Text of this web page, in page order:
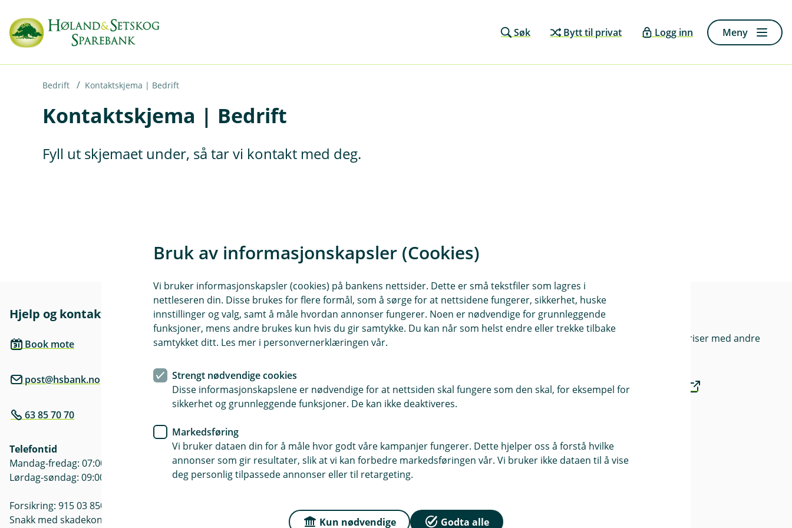
Søk Bytt til privat Logg inn Meny
Bedrift Kontaktskjema | Bedrift
Kontaktskjema | Bedrift
Fyll ut skjemaet under, så tar vi kontakt med deg.
Hjelp og kontakt
Book mote
post@hsbank.no
63 85 70 70
Telefontid
Mandag-fredag: 07:00-21:00
Lørdag-søndag: 09:00-21:00
Forsikring: 915 03 850
Snakk med skadekonsulent: mandag til
Her finner du oss
Besøksadresse
Bjørkeveien 20B, 1940 Bjørkelangen
Postadresse
Pb 54, 1941 Bjørkelangen
Mandag - Fredag: 10:00 - 16:00 Lørdag -
Søndag: stengt
Om Høland og Setskog
Sparebank
Om oss
Priser
Sammenlign våre priser med andre
Finansportalen.no
Bruk av informasjonskapsler (Cookies)
Vi bruker informasjonskapsler (cookies) på bankens nettsider. Dette er små tekstfiler som lagres i
nettleseren din. Disse brukes for flere formål, som å sørge for at nettsidene fungerer, sikkerhet, huske
innstillinger og valg, samt å måle hvordan annonser fungerer. Noen er nødvendige for grunnleggende
funksjoner, mens andre brukes kun hvis du gir samtykke. Du kan når som helst endre eller trekke tilbake
samtykket ditt. Les mer i personvernerklæringen vår.
Strengt nødvendige cookies
Disse informasjonskapslene er nødvendige for at nettsiden skal fungere som den skal, for eksempel for
sikkerhet og grunnleggende funksjoner. De kan ikke deaktiveres.
Markedsføring
Vi bruker dataen din for å måle hvor godt våre kampanjer fungerer. Dette hjelper oss å forstå hvilke
annonser som gir resultater, slik at vi kan forbedre markedsføringen vår. Vi bruker ikke dataen til å vise
deg personlig tilpassede annonser eller til retargeting.
Kun nødvendige Godta alle